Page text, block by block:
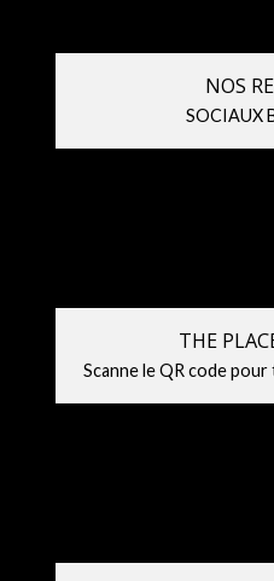
NOS
SOCIAUX
THE
Scanne le QR code